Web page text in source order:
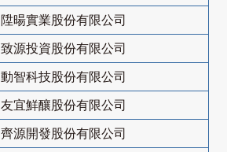
陞暘實業股份有限公司
致源投資股份有限公司
動智科技股份有限公司
友宜鮮釀股份有限公司
齊源開發股份有限公司